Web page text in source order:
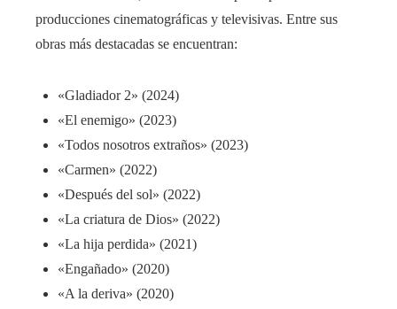
producciones cinematográficas y televisivas. Entre sus
obras más destacadas se encuentran:
«Gladiador 2» (2024)
«El enemigo» (2023)
«Todos nosotros extraños» (2023)
«Carmen» (2022)
«Después del sol» (2022)
«La criatura de Dios» (2022)
«La hija perdida» (2021)
«Engañado» (2020)
«A la deriva» (2020)